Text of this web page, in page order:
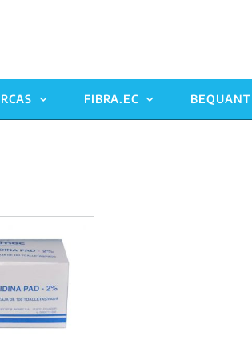
FIBRA.EC BEQUANT